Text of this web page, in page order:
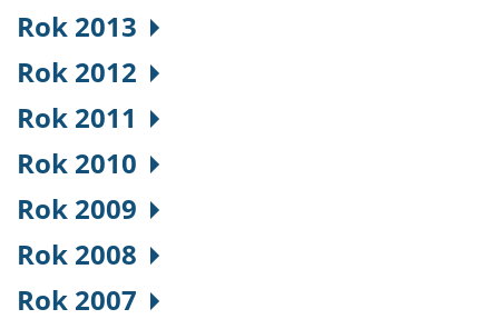
Rok 2013
Rok 2012
Rok 2011
Rok 2010
Rok 2009
Rok 2008
Rok 2007